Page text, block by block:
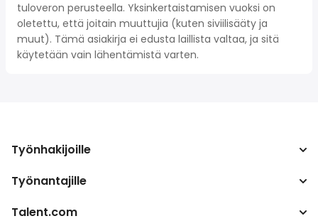
tuloveron perusteella. Yksinkertaistamisen vuoksi on
oletettu, että joitain muuttujia (kuten siviilisääty ja
muut). Tämä asiakirja ei edusta laillista valtaa, ja sitä
käytetään vain lähentämistä varten.
Työnhakijoille
Hae työpaikkoja
Työnantajille
Yritys
Talent.com